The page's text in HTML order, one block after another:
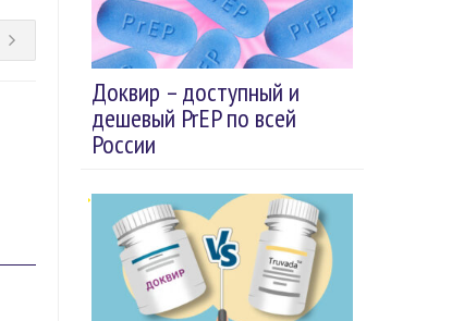
Доквир – доступный и
дешевый PrEP по всей
России